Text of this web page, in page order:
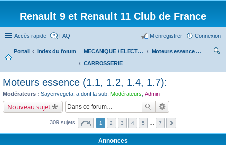
Renault 9 et Renault 11 Club de France
Accès rapide FAQ Connexion
M’enregistrer
Portail Index du forum
MECANIQUE / ELECTRICITE
CARROSSERIE
Moteurs essence (1.1, 1.2, 1.4, 1.7):
Moteurs essence (1.1, 1.2, 1.4, 1.7):
Modérateurs : Sayenvegeta a donf la sub Modérateurs Admin
Nouveau sujet
309 sujets 1 2 3 4 5 7
Annonces